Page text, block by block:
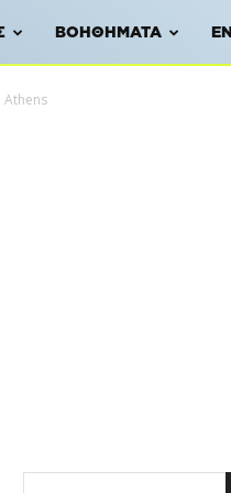
ΒΟΗΘΉΜΑΤΑ EN
Athens